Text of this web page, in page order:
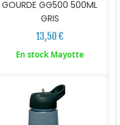
GOURDE GG500 500ML
GRIS
13,50 €
En stock Mayotte